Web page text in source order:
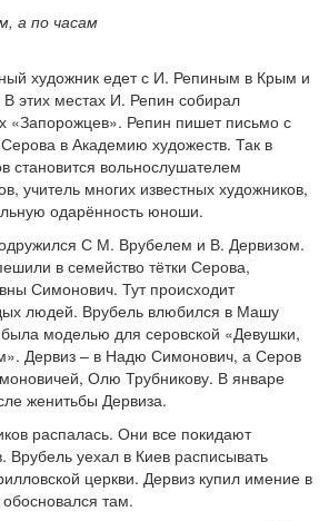
а по часам
художник едет с И. Репиным в Крым и
этих местах И. Репин собирал
«Запорожцев». Репин пишет письмо с
в Академию художеств. Так в
становится вольнослушателем
учитель многих известных художников,
одарённость юноши.
С М. Врубелем и В. Дервизом.
в семейство тётки Серова,
Симонович. Тут происходит
людей. Врубель влюбился в Машу
моделью для серовской «Девушки,
Дервиз – в Надю Симонович, а Серов
Олю Трубникову. В январе
женитьбы Дервиза.
распалась. Они все покидают
Врубель уехал в Киев расписывать
церкви. Дервиз купил имение в
там.